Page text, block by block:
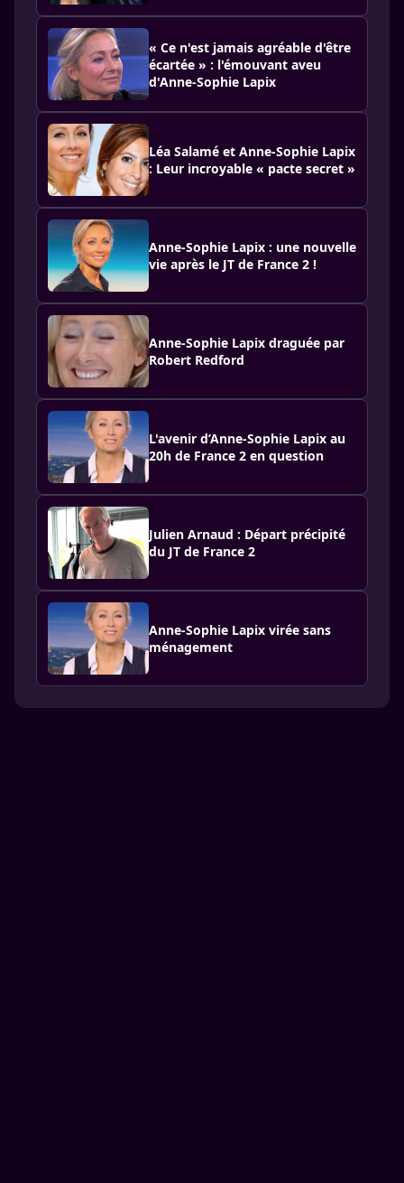
« Ce n'est jamais agréable d'être
écartée » : l'émouvant aveu
d'Anne-Sophie Lapix
Léa Salamé et Anne-Sophie Lapix
: Leur incroyable « pacte secret »
Anne-Sophie Lapix : une nouvelle
vie après le JT de France 2 !
Anne-Sophie Lapix draguée par
Robert Redford
L'avenir d’Anne-Sophie Lapix au
20h de France 2 en question
Julien Arnaud : Départ précipité
du JT de France 2
Anne-Sophie Lapix virée sans
ménagement